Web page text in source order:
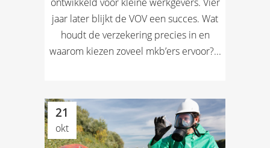
jaar later blijkt de VOV een succes. Wat
houdt de verzekering precies in en
waarom kiezen zoveel mkb’ers ervoor?...
21
okt